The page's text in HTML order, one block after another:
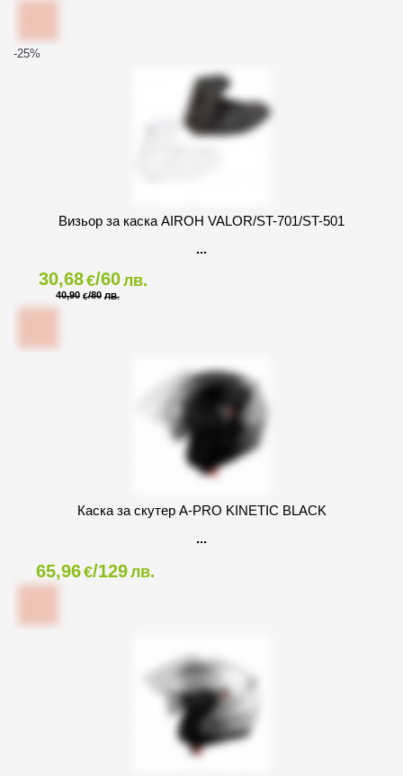
-25%
Визьор за каска AIROH VALOR/ST-701/ST-501
30,68€/60лв.
40,90 €/80 ЛВ.
Каска за скутер A-PRO KINETIC BLACK
65,96€/129лв.